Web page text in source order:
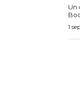
Un
1